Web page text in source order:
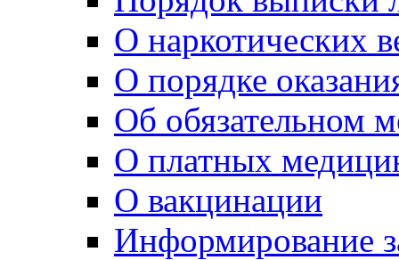
О наркотических
О порядке
Об обязательном
О платных
О вакцинации
Информирование